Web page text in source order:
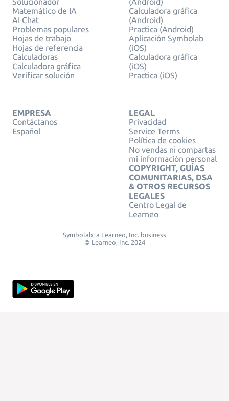
Matemático de IA
AI Chat
Problemas populares
Hojas de trabajo
Hojas de referencia
Calculadoras
Calculadora gráfica
Verificar solución
Calculadora gráfica
(Android)
Practica (Android)
Aplicación Symbolab
(iOS)
Calculadora gráfica
(iOS)
Practica (iOS)
EMPRESA
Contáctanos
Español
LEGAL
Privacidad
Service Terms
Política de cookies
No vendas ni compartas
mi información personal
COPYRIGHT, GUÍAS
COMUNITARIAS, DSA
& OTROS RECURSOS
LEGALES
Centro Legal de
Learneo
Symbolab, a Learneo, Inc. business
© Learneo, Inc. 2024